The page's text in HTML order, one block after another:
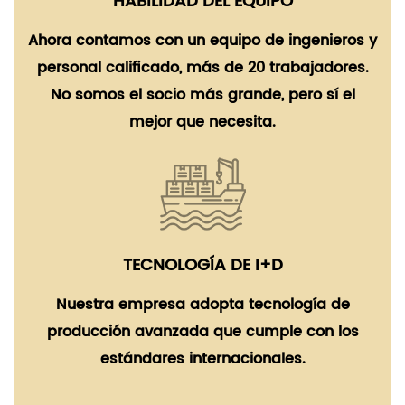
Ahora contamos con un equipo de ingenieros y
personal calificado, más de 20 trabajadores.
No somos el socio más grande, pero sí el
mejor que necesita.
TECNOLOGÍA DE I+D
Nuestra empresa adopta tecnología de
producción avanzada que cumple con los
estándares internacionales.